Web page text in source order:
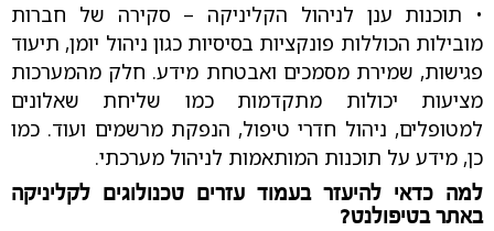
• תוכנות ענן לניהול הקליניקה – סקירה של חברות
מובילות הכוללות פונקציות בסיסיות כגון ניהול יומן, תיעוד
פגישות, שמירת מסמכים ואבטחת מידע. חלק מהמערכות
מציעות יכולות מתקדמות כמו שליחת שאלונים
למטופלים, ניהול חדרי טיפול, הנפקת מרשמים ועוד. כמו
כן, מידע על תוכנות המותאמות לניהול מערכתי.
למה כדאי להיעזר בעמוד עזרים טכנולוגים לקליניקה
באתר בטיפולנט?